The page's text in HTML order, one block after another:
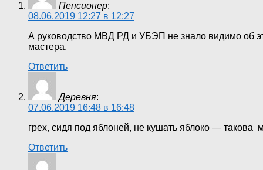
Пенсионер:
08.06.2019 12:27 в 12:27
А руководство МВД РД и УБЭП не знало видимо об
мастера.
Ответить
Деревня:
07.06.2019 16:48 в 16:48
грех, сидя под яблоней, не кушать яблоко — такова
Ответить